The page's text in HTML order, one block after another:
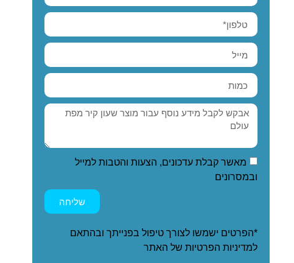
מאשר קבלת עדכונים, הצעות והטבות למייל
ובמסרונים
שליחה
*הפרטים ישמשו לצורך טיפול בפנייתך ובהתאם
למדיניות הפרטיות של האתר